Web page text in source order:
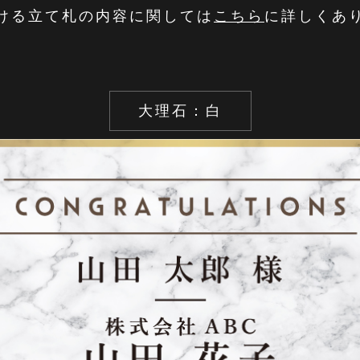
る立て札の内容に関しては こちら に詳しくあ
大理石：白